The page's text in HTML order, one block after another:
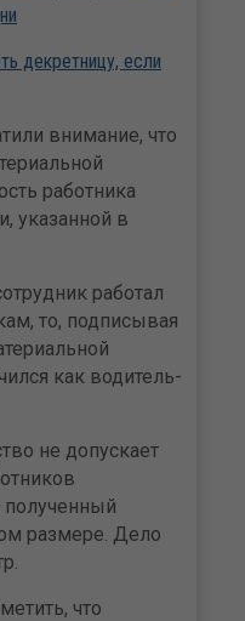
декретницу, если
внимание, что
работника
указанной в
работал
то, подписывая
как водитель-
не допускает
полученный
размере. Дело
что